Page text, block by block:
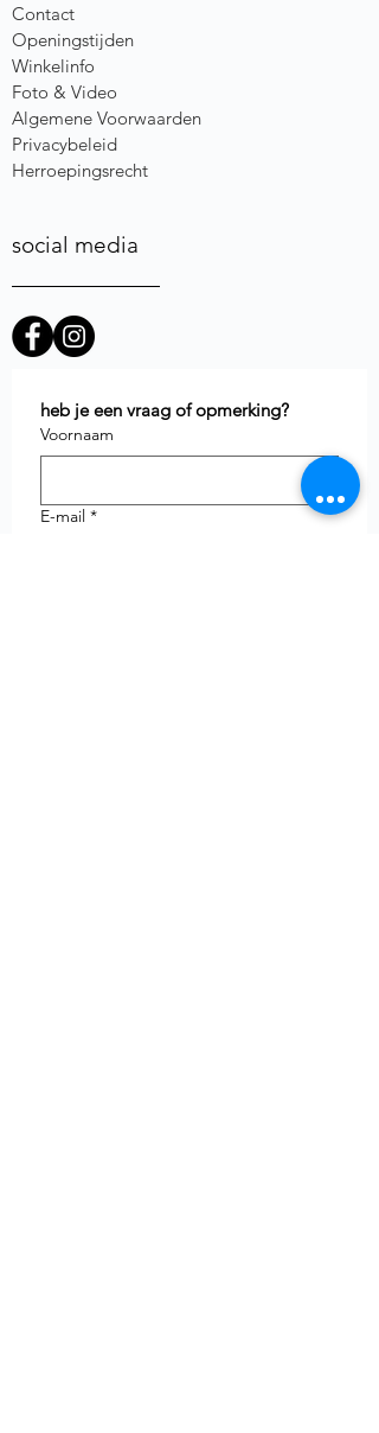
Contact
Openingstijden
Winkelinfo
Foto & Video
Algemene Voorwaarden
Privacybeleid
Herroepingsrecht
social media
heb je een vraag of opmerking?
Voornaam
E-mail *